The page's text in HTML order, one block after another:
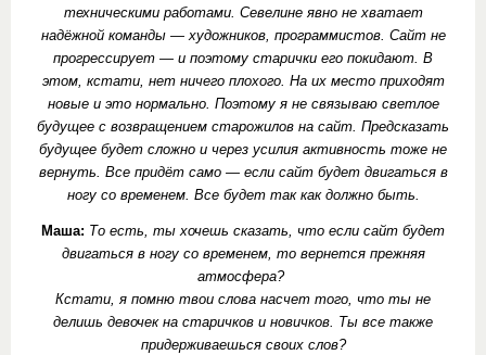
техническими работами. Севелине явно не хватает
надёжной команды — художников, программистов. Сайт не
прогрессирует — и поэтому старички его покидают. В
этом, кстати, нет ничего плохого. На их место приходят
новые и это нормально. Поэтому я не связываю светлое
будущее с возвращением старожилов на сайт. Предсказать
будущее будет сложно и через усилия активность тоже не
вернуть. Все придёт само — если сайт будет двигаться в
ногу со временем. Все будет так как должно быть.
Маша: То есть, ты хочешь сказать, что если сайт будет
двигаться в ногу со временем, то вернется прежняя
атмосфера?
Кстати, я помню твои слова насчет того, что ты не
делишь девочек на старичков и новичков. Ты все также
придерживаешься своих слов?